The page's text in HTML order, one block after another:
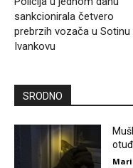
sankcionirala četvero
prebrzih vozača u Sotinu
Ivankovu
SRODNO